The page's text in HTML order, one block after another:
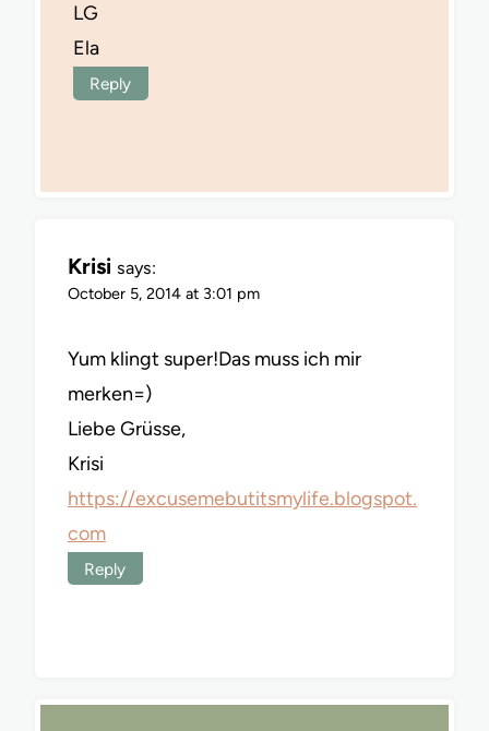
LG
Ela
Reply
Krisi says:
October 5, 2014 at 3:01 pm
Yum klingt super!Das muss ich mir
merken=)
Liebe Grüsse,
Krisi
https://excusemebutitsmylife.blogspot.
com
Reply